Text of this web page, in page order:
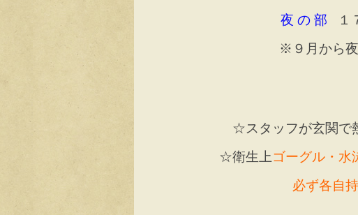
夜 の 部 １
※９月から夜
☆スタッフが玄関で
☆衛生上ゴーグル・水
必ず各自